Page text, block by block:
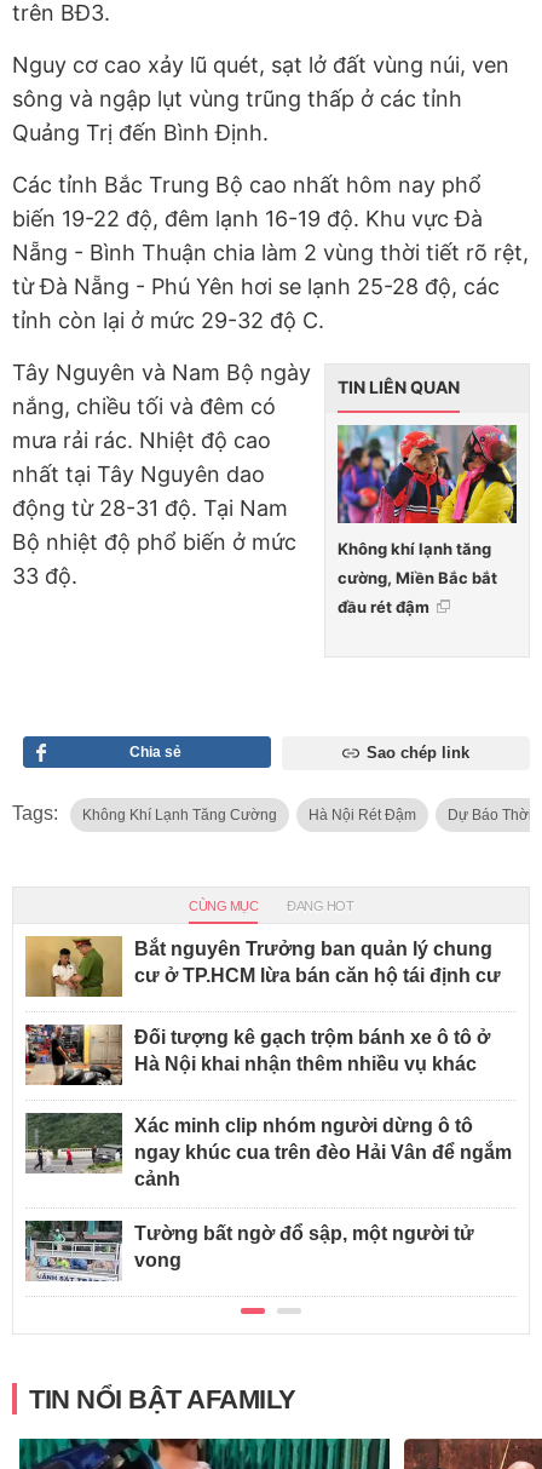
trên BĐ3.
Nguy cơ cao xảy lũ quét, sạt lở đất vùng núi, ven
sông và ngập lụt vùng trũng thấp ở các tỉnh
Quảng Trị đến Bình Định.
Các tỉnh Bắc Trung Bộ cao nhất hôm nay phổ
biến 19-22 độ, đêm lạnh 16-19 độ. Khu vực Đà
Nẵng - Bình Thuận chia làm 2 vùng thời tiết rõ rệt,
từ Đà Nẵng - Phú Yên hơi se lạnh 25-28 độ, các
tỉnh còn lại ở mức 29-32 độ C.
TIN LIÊN QUAN
Không khí lạnh tăng
cường, Miền Bắc bắt
đầu rét đậm
Tây Nguyên và Nam Bộ ngày
nắng, chiều tối và đêm có
mưa rải rác. Nhiệt độ cao
nhất tại Tây Nguyên dao
động từ 28-31 độ. Tại Nam
Bộ nhiệt độ phổ biến ở mức
33 độ.
Chia sẻ Sao chép link
Tags: Không Khí Lạnh Tăng Cường Hà Nội Rét Đậm Dự Báo Thời
CÙNG MỤC ĐANG HOT
Bắt nguyên Trưởng ban quản lý chung
cư ở TP.HCM lừa bán căn hộ tái định cư
Đối tượng kê gạch trộm bánh xe ô tô ở
Hà Nội khai nhận thêm nhiều vụ khác
Xác minh clip nhóm người dừng ô tô
ngay khúc cua trên đèo Hải Vân để ngắm
cảnh
Tường bất ngờ đổ sập, một người tử
vong
TIN NỔI BẬT AFAMILY